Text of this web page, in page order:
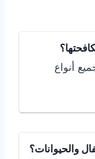
أنواع
والحيوانات؟